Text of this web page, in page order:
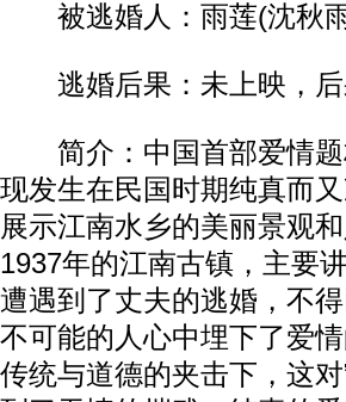
被逃婚人：雨莲(沈秋
逃婚后果：未上映，后
简介：中国首部爱情题
现发生在民国时期纯真而
展示江南水乡的美丽景观
1937年的江南古镇，主要
遭遇到了丈夫的逃婚，不
不可能的人心中埋下了爱
传统与道德的夹击下，这